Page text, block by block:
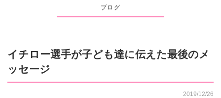
ブログ
イチロー選手が子ども達に伝えた最後のメ
ッセージ
2019/12/26